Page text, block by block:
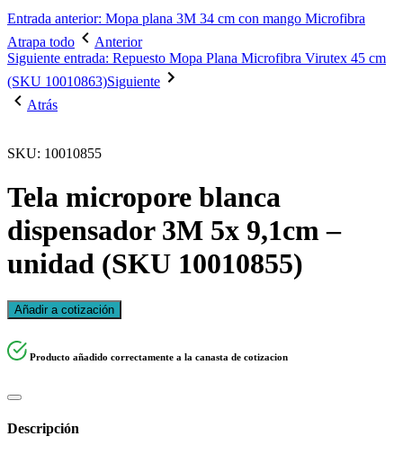
Entrada anterior: Mopa plana 3M 34 cm con mango Microfibra
Atrapa todo
Anterior
Siguiente entrada: Repuesto Mopa Plana Microfibra Virutex 45 cm
(SKU 10010863)Siguiente
Atrás
SKU: 10010855
Tela micropore blanca
dispensador 3M 5x 9,1cm –
unidad (SKU 10010855)
Añadir a cotización
Producto añadido correctamente a la canasta de cotizacion
Descripción